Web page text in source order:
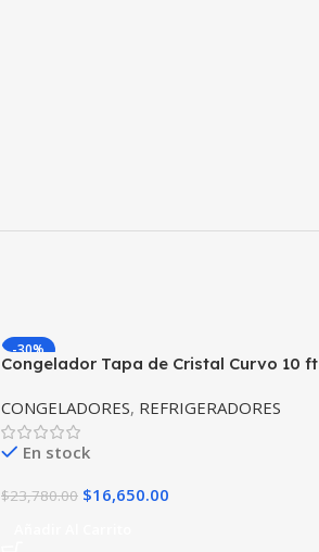
-30%
Congelador Tapa de Cristal Curvo 10 ft
CONGELADORES, REFRIGERADORES
En stock
$23,780.00 $16,650.00